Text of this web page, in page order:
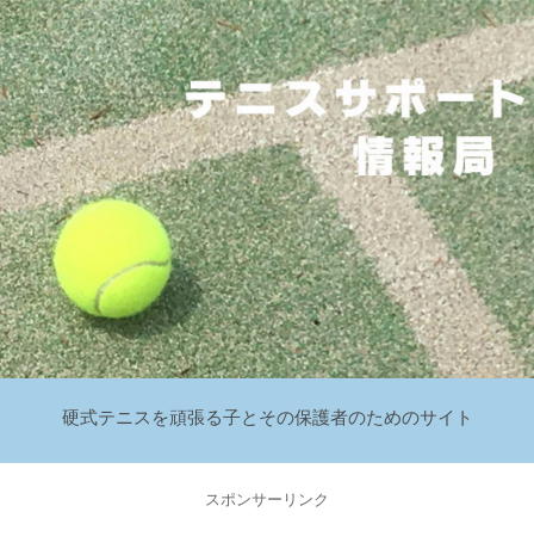
硬式テニスを頑張る子とその保護者のためのサイト
スポンサーリンク